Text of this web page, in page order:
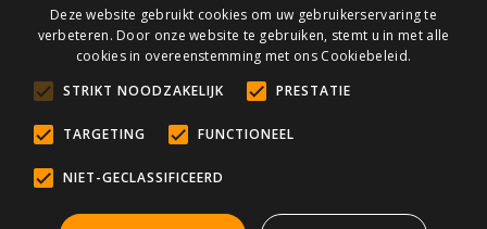
Tel: 076-3030554
Email: info@onderhoudshop.nl
KVK: 59667419
Algemene Voorwaarden
Copyright © 2019 Onderhoud Shop
Deze website gebruikt cookies om uw gebruikerservaring te
verbeteren. Door onze website te gebruiken, stemt u in met alle
cookies in overeenstemming met ons Cookiebeleid.
STRIKT NOODZAKELIJK
PRESTATIE
TARGETING FUNCTIONEEL
NIET-GECLASSIFICEERD